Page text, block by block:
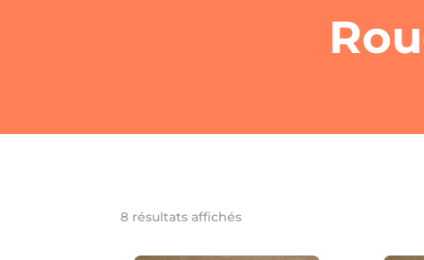
8 résultats affichés